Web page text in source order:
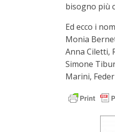
bisogno più
Ed ecco i
Monia
Anna Ciletti,
Simone
Marini,